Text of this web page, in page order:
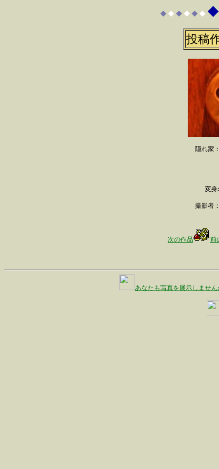
◆ ◆ ◆ ◆ ◆ ◆ ◆
投稿
隠れ家
変身
撮影者
次の作品 前
あなたも写真を展示しません